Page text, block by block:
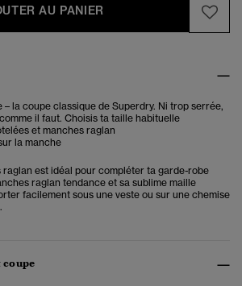
AU PANIER
la coupe classique de Superdry. Ni trop serrée,
il faut. Choisis ta taille habituelle
et manches raglan
la manche
raglan est idéal pour compléter ta garde-robe
raglan tendance et sa sublime maille
facilement sous une veste ou sur une chemise